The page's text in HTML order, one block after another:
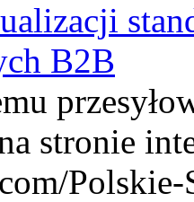
B2B
stronie
Polskie-